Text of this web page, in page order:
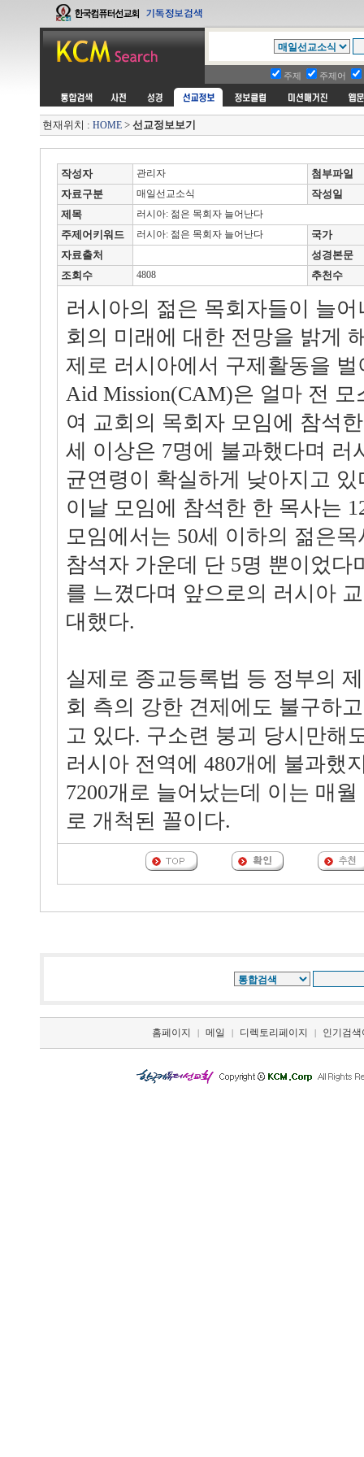
주제 주제어
현재위치 : HOME > 선교정보보기
작성자 관리자
첨부파일
자료구분
매일선교소식
작성일
제목
러시아: 젊은 목회자 늘어난다
주제어키워드 러시아: 젊은 목회자 늘어난다
국가
자료출처
성경본문
조회수
4808 추천수
러시아의 젊은 목회자들이 늘
회의 미래에 대한 전망을 밝게
제로 러시아에서 구제활동을 벌
Aid Mission(CAM)은 얼마 전 모
여 교회의 목회자 모임에 참석
세 이상은 7명에 불과했다며 러
균연령이 확실하게 낮아지고
이날 모임에 참석한 한 목사는
모임에서는 50세 이하의 젊은
참석자 가운데 단 5명 뿐이었다
를 느꼈다며 앞으로의 러시아
대했다.
실제로 종교등록법 등 정부의
회 측의 강한 견제에도 불구하
고 있다. 구소련 붕괴 당시만해
러시아 전역에 480개에 불과했
7200개로 늘어났는데 이는 매
로 개척된 꼴이다.
홈페이지 | 메일 | 디렉토리페이지 | 인기검색